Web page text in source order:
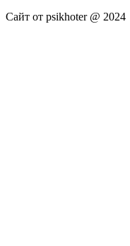
Сайт от psikhoter @ 2024